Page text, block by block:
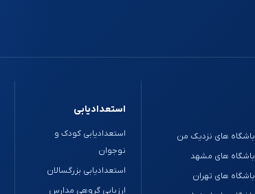
باشگاه های نزدیک من
باشگاه های مشهد
باشگاه های تهران
استعدادیابی
استعدادیابی کودک و
نوجوان
استعدادیابی بزرگسالان
ارزیابی گروهی مدارس